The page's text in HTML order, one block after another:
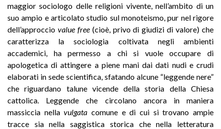
maggior sociologo delle religioni vivente, nell’ambito di un
suo ampio e articolato studio sul monoteismo, pur nel rigore
dell’approccio value free (cioè, privo di giudizi di valore) che
caratterizza la sociologia coltivata negli ambienti
accademici, ha permesso a chi si vuole occupare di
apologetica di attingere a piene mani dai dati nudi e crudi
elaborati in sede scientifica, sfatando alcune “leggende nere”
che riguardano talune vicende della storia della Chiesa
cattolica. Leggende che circolano ancora in maniera
massiccia nellavulgatacomune e di cui si trovano ampie
tracce sia nella saggistica storica che nella letteratura